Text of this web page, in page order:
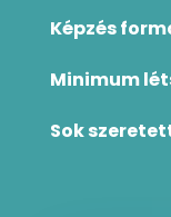
Képzés
Minimum
Sok